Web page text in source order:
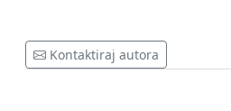
Kontaktiraj autora